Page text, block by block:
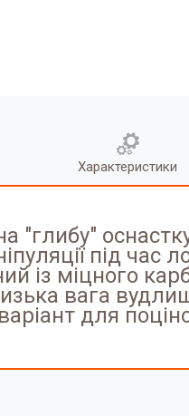
Характеристики
"глибу"
під час
із міцного
вага
для